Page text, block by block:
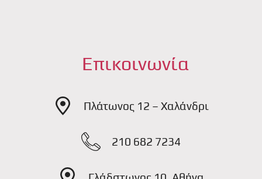
Επικοινωνία
Πλάτωνος 12 – Χαλάνδρι
210 682 7234